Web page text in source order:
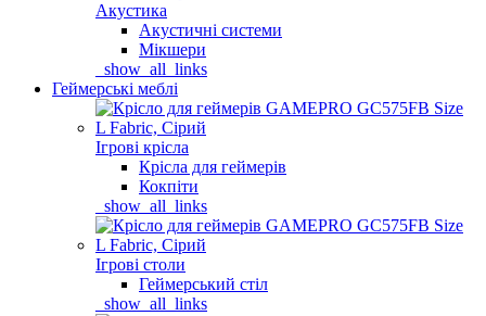
Акустика
Акустичні системи
Мікшери
_show_all_links
Геймерські меблі
Ігрові крісла
Крісла для геймерів
Кокпіти
_show_all_links
Ігрові столи
Геймерський стіл
_show_all_links